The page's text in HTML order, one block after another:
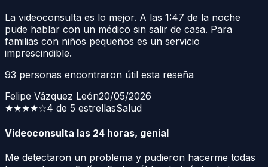
La videoconsulta es lo mejor. A las 1:47 de la noche
pude hablar con un médico sin salir de casa. Para
familias con niños pequeños es un servicio
imprescindible.
93 personas encontraron útil esta reseña
Felipe Vázquez León20/05/2026
★★★★☆4 de 5 estrellasSalud
Videoconsulta las 24 horas, genial
Me detectaron un problema y pudieron hacerme todas